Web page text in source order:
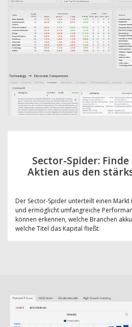
Sector-Spider:
Aktien aus den
Der Sector-Spider unterteilt einen Markt
und ermöglicht umfangreiche
können erkennen, welche Branchen
welche Titel das Kapital fließt.